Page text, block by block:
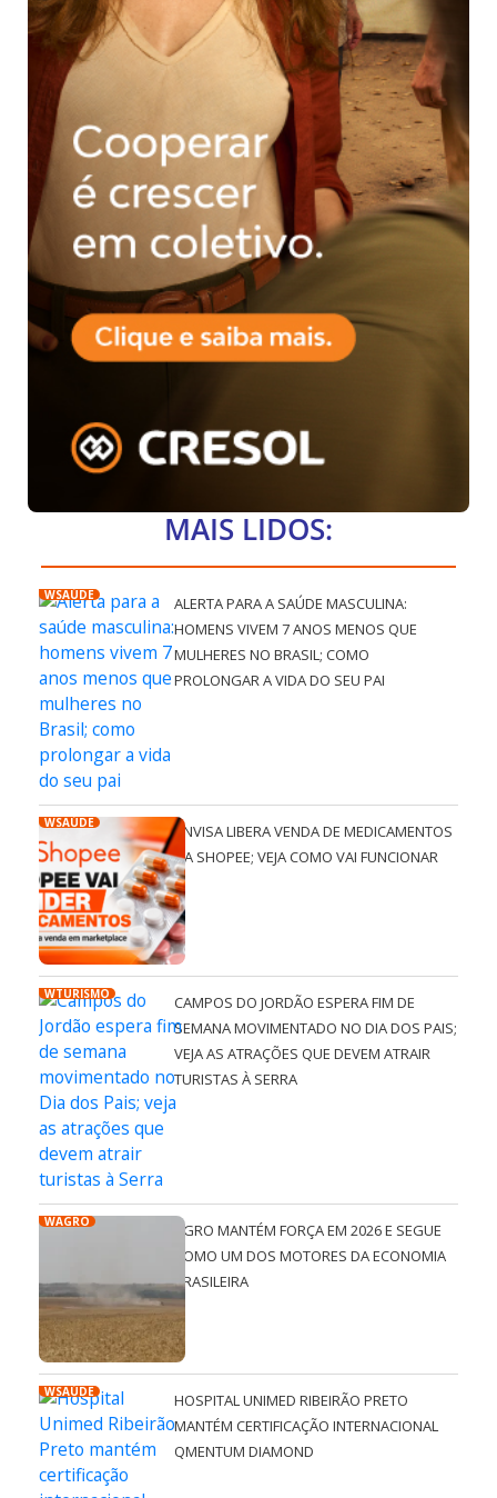
MAIS LIDOS:
WSAÚDE
ALERTA PARA A SAÚDE MASCULINA:
HOMENS VIVEM 7 ANOS MENOS QUE
MULHERES NO BRASIL; COMO
PROLONGAR A VIDA DO SEU PAI
WSAÚDE
ANVISA LIBERA VENDA DE MEDICAMENTOS
NA SHOPEE; VEJA COMO VAI FUNCIONAR
WTURISMO
CAMPOS DO JORDÃO ESPERA FIM DE
SEMANA MOVIMENTADO NO DIA DOS PAIS;
VEJA AS ATRAÇÕES QUE DEVEM ATRAIR
TURISTAS À SERRA
WAGRO
AGRO MANTÉM FORÇA EM 2026 E SEGUE
COMO UM DOS MOTORES DA ECONOMIA
BRASILEIRA
WSAÚDE
HOSPITAL UNIMED RIBEIRÃO PRETO
MANTÉM CERTIFICAÇÃO INTERNACIONAL
QMENTUM DIAMOND